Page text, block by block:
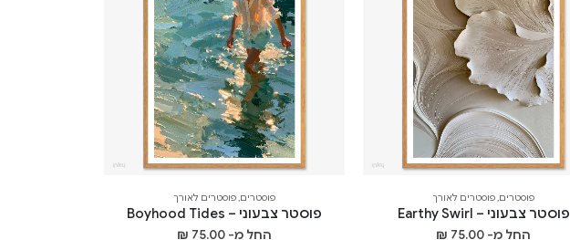
פוסטרים,פוסטרים לאורך
פוסטר צבעוני – Earthy Swirl
החל מ- ₪ 75.00
פוסטרים,פוסטרים לאורך
פוסטר צבעוני – Boyhood Tides
החל מ- ₪ 75.00